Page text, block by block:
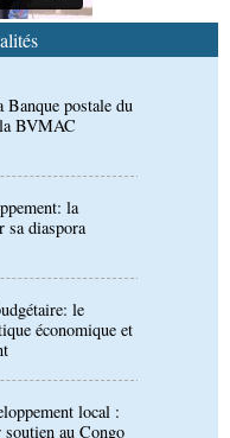
BVMAC
la
diaspora
le
économique et
local :
au Congo
rouges et
Coupes d'Europe